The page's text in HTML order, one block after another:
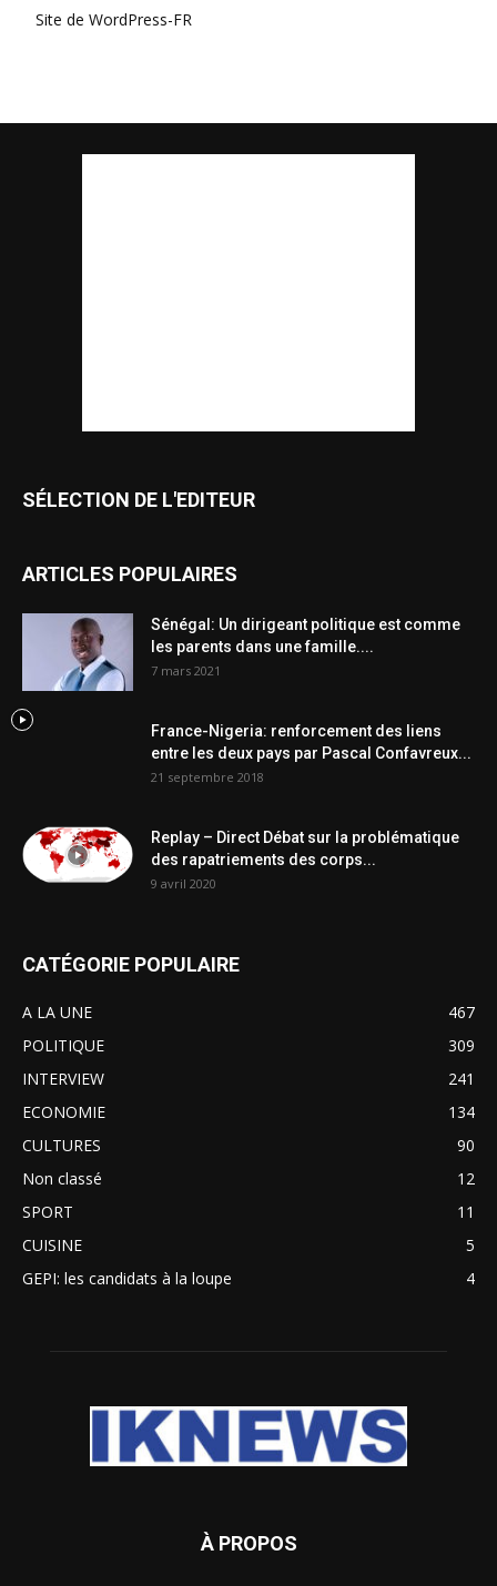
Site de WordPress-FR
SÉLECTION DE L'EDITEUR
ARTICLES POPULAIRES
Sénégal: Un dirigeant politique est comme
les parents dans une famille....
7 mars 2021
France-Nigeria: renforcement des liens
entre les deux pays par Pascal Confavreux...
21 septembre 2018
Replay – Direct Débat sur la problématique
des rapatriements des corps...
9 avril 2020
CATÉGORIE POPULAIRE
A LA UNE
467
POLITIQUE
309
INTERVIEW
241
ECONOMIE
134
CULTURES
90
Non classé
12
SPORT
11
CUISINE
5
GEPI: les candidats à la loupe
4
À PROPOS